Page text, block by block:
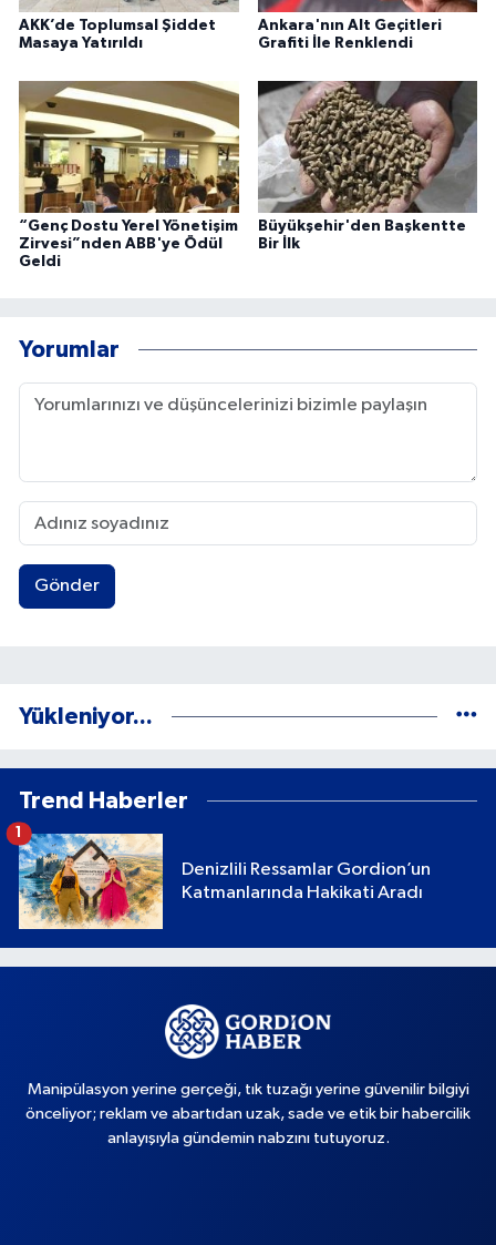
AKK’de Toplumsal Şiddet
Masaya Yatırıldı
Ankara'nın Alt Geçitleri
Grafiti İle Renklendi
“Genç Dostu Yerel Yönetişim
Zirvesi”nden ABB'ye Ödül
Geldi
Büyükşehir'den Başkentte
Bir İlk
Yorumlar
Gönder
Yükleniyor...
Trend Haberler
Denizlili Ressamlar Gordion’un
Katmanlarında Hakikati Aradı
1
Manipülasyon yerine gerçeği, tık tuzağı yerine güvenilir bilgiyi
önceliyor; reklam ve abartıdan uzak, sade ve etik bir habercilik
anlayışıyla gündemin nabzını tutuyoruz.